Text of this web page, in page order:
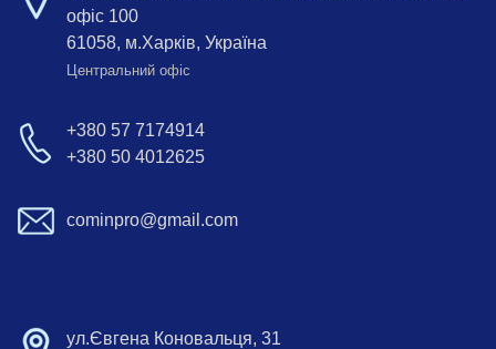
офіс 100
61058, м.Харків, Україна
Центральний офіс
+380 57 7174914
+380 50 4012625
cominpro@gmail.com
ул.Євгена Коновальця, 31